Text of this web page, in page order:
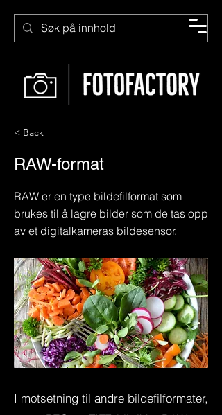
< Back
RAW-format
RAW er en type bildefilformat som
brukes til å lagre bilder som de tas opp
av et digitalkameras bildesensor.
I motsetning til andre bildefilformater,